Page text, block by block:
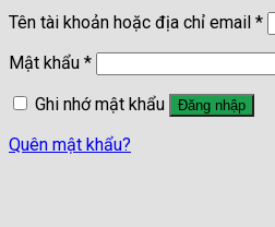
Tên tài khoản hoặc địa chỉ email *
Mật khẩu *
Ghi nhớ mật khẩu
Đăng nhập
Quên mật khẩu?